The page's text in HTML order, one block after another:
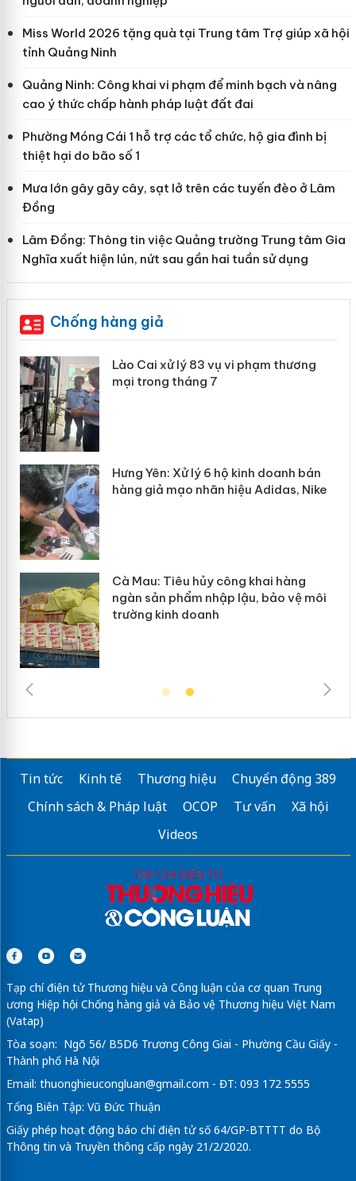
Miss World 2026 tặng quà tại Trung tâm Trợ giúp xã hội
tỉnh Quảng Ninh
Quảng Ninh: Công khai vi phạm để minh bạch và nâng
cao ý thức chấp hành pháp luật đất đai
Phường Móng Cái 1 hỗ trợ các tổ chức, hộ gia đình bị
thiệt hại do bão số 1
Mưa lớn gây gãy cây, sạt lở trên các tuyến đèo ở Lâm
Đồng
Lâm Đồng: Thông tin việc Quảng trường Trung tâm Gia
Nghĩa xuất hiện lún, nứt sau gần hai tuần sử dụng
Chống hàng giả
Lào Cai xử lý 83 vụ vi phạm thương
mại trong tháng 7
Hưng Yên: Xử lý 6 hộ kinh doanh bán
hàng giả mạo nhãn hiệu Adidas, Nike
Cà Mau: Tiêu hủy công khai hàng
ngàn sản phẩm nhập lậu, bảo vệ môi
trường kinh doanh
Tin tức Kinh tế Thương hiệu
Chuyển động 389
Chính sách & Pháp luật
OCOP Tư vấn
Xã hội
Videos
Tạp chí điện tử Thương hiệu và Công luận của cơ quan Trung
ương Hiệp hội Chống hàng giả và Bảo vệ Thương hiệu Việt Nam
(Vatap)
Tòa soạn: Ngõ 56/ B5D6 Trương Công Giai - Phường Cầu Giấy -
Thành phố Hà Nội
Email: thuonghieucongluan@gmail.com - ĐT: 093 172 5555
Tổng Biên Tập: Vũ Đức Thuận
Giấy phép hoạt động báo chí điện tử số 64/GP-BTTTT do Bộ
Thông tin và Truyền thông cấp ngày 21/2/2020.